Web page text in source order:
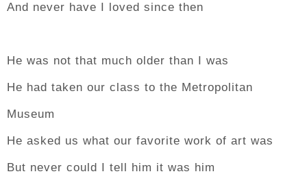
And never have I loved since then
He was not that much older than I was
He had taken our class to the Metropolitan
Museum
He asked us what our favorite work of art was
But never could I tell him it was him